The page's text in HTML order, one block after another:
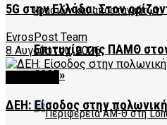
Επιτυχία της ΠΑΜΘ
2025»
5G στην Ελλάδα: Στον
EvrosPost Team
8 Αυγούστου, 2026
ΔΕΗ: Είσοδος στην